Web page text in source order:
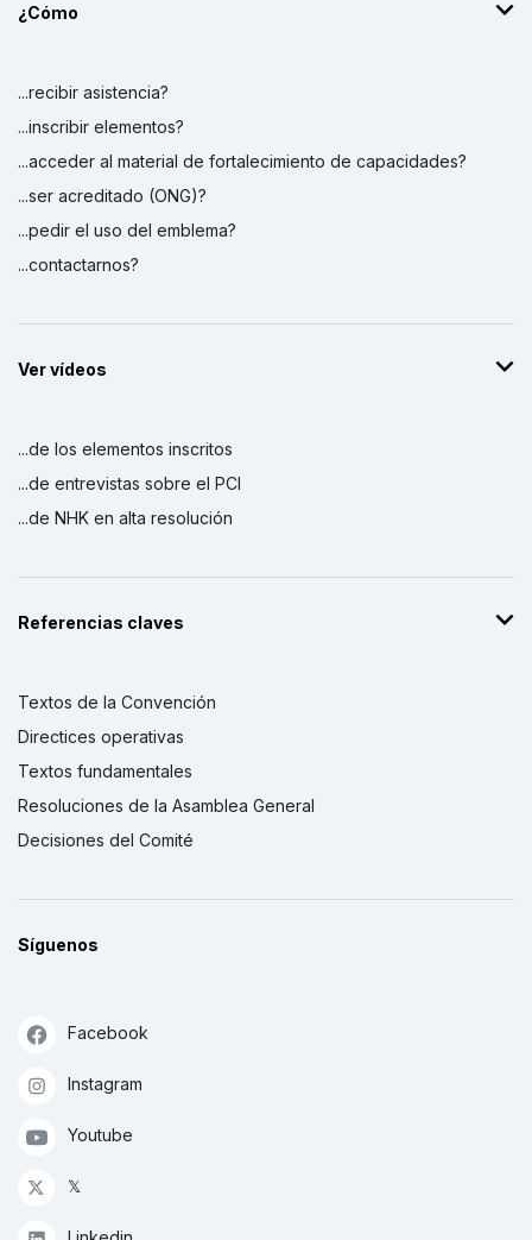
¿Cómo
...recibir asistencia?
...inscribir elementos?
...acceder al material de fortalecimiento de capacidades?
...ser acreditado (ONG)?
...pedir el uso del emblema?
...contactarnos?
Ver vídeos
...de los elementos inscritos
...de entrevistas sobre el PCI
...de NHK en alta resolución
Referencias claves
Textos de la Convención
Directices operativas
Textos fundamentales
Resoluciones de la Asamblea General
Decisiones del Comité
Síguenos
Facebook
Instagram
Youtube
𝕏